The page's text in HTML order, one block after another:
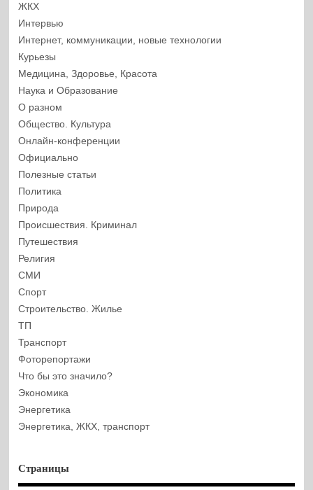
ЖКХ
Интервью
Интернет, коммуникации, новые технологии
Курьезы
Медицина, Здоровье, Красота
Наука и Образование
О разном
Общество. Культура
Онлайн-конференции
Официально
Полезные статьи
Политика
Природа
Происшествия. Криминал
Путешествия
Религия
СМИ
Спорт
Строительство. Жилье
ТП
Транспорт
Фоторепортажи
Что бы это значило?
Экономика
Энергетика
Энергетика, ЖКХ, транспорт
Страницы